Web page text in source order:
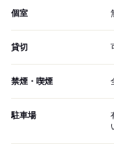
個室
貸切
禁煙・喫煙
駐車場